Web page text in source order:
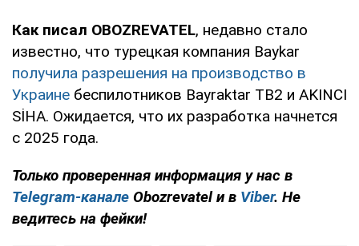
Как писал OBOZREVATEL, недавно стало
известно, что турецкая компания Baykar
получила разрешения на производство в
Украине беспилотников Bayraktar TB2 и AKINCI
SİHA. Ожидается, что их разработка начнется
с 2025 года.
Только проверенная информация у нас в
Telegram-канале Obozrevatel и в Viber. Не
ведитесь на фейки!